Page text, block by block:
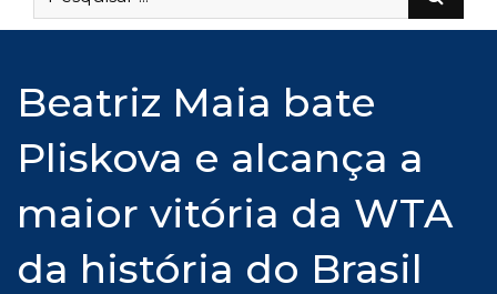
Beatriz Maia bate
Pliskova e alcança a
maior vitória da WTA
da história do Brasil